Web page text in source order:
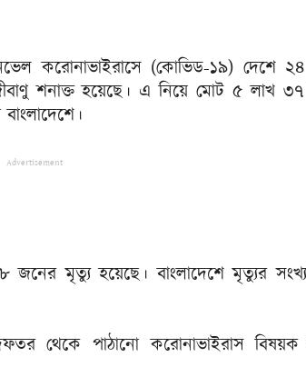
নভেল করোনাভাইরাসে (কোভিড-১৯) দেশে
শনাক্ত হয়েছে। এ নিয়ে মোট ৫ লাখ ৩৭
Advertisement
মৃত্যু হয়েছে। বাংলাদেশে মৃত্যুর
থেকে পাঠানো করোনাভাইরাস বিষয়ক